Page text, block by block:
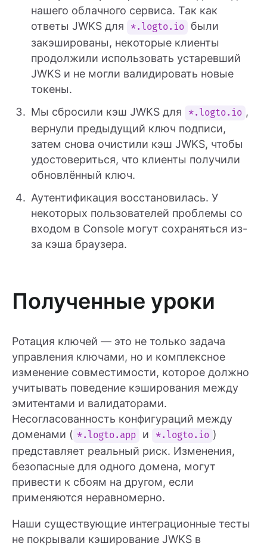
нашего облачного сервиса. Так как
ответы JWKS для
*.logto.io
были
закэшированы, некоторые клиенты
продолжили использовать устаревший
JWKS и не могли валидировать новые
токены.
Мы сбросили кэш JWKS для
*.logto.io ,
вернули предыдущий ключ подписи,
затем снова очистили кэш JWKS, чтобы
удостовериться, что клиенты получили
обновлённый ключ.
Аутентификация восстановилась. У
некоторых пользователей проблемы со
входом в Console могут сохраняться из-
за кэша браузера.
Полученные уроки
Ротация ключей — это не только задача
управления ключами, но и комплексное
изменение совместимости, которое должно
учитывать поведение кэширования между
эмитентами и валидаторами.
Несогласованность конфигураций между
доменами ( *.logto.app и *.logto.io )
представляет реальный риск. Изменения,
безопасные для одного домена, могут
привести к сбоям на другом, если
применяются неравномерно.
Наши существующие интеграционные тесты
не покрывали кэширование JWKS в